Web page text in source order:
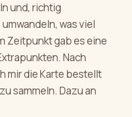
und, richtig
was viel
Zeitpunkt gab es eine
Nach
mir die Karte bestellt
sammeln. Dazu an